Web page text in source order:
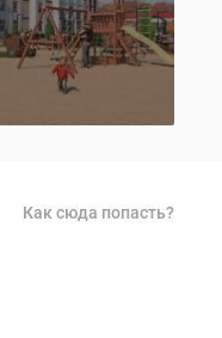
Как сюда попасть?